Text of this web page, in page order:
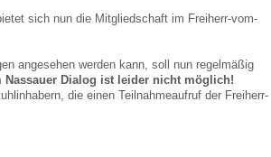
sich nun die Mitgliedschaft im Freiherr-vom-
angesehen werden kann, soll nun regelmäßig
Nassauer Dialog ist leider nicht möglich!
die einen Teilnahmeaufruf der Freiherr-